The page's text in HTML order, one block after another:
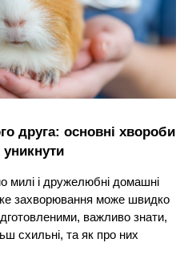
друга: основні хвороби
милі і дружелюбні домашні
захворювання може швидко
важливо знати,
схильні, та як про них